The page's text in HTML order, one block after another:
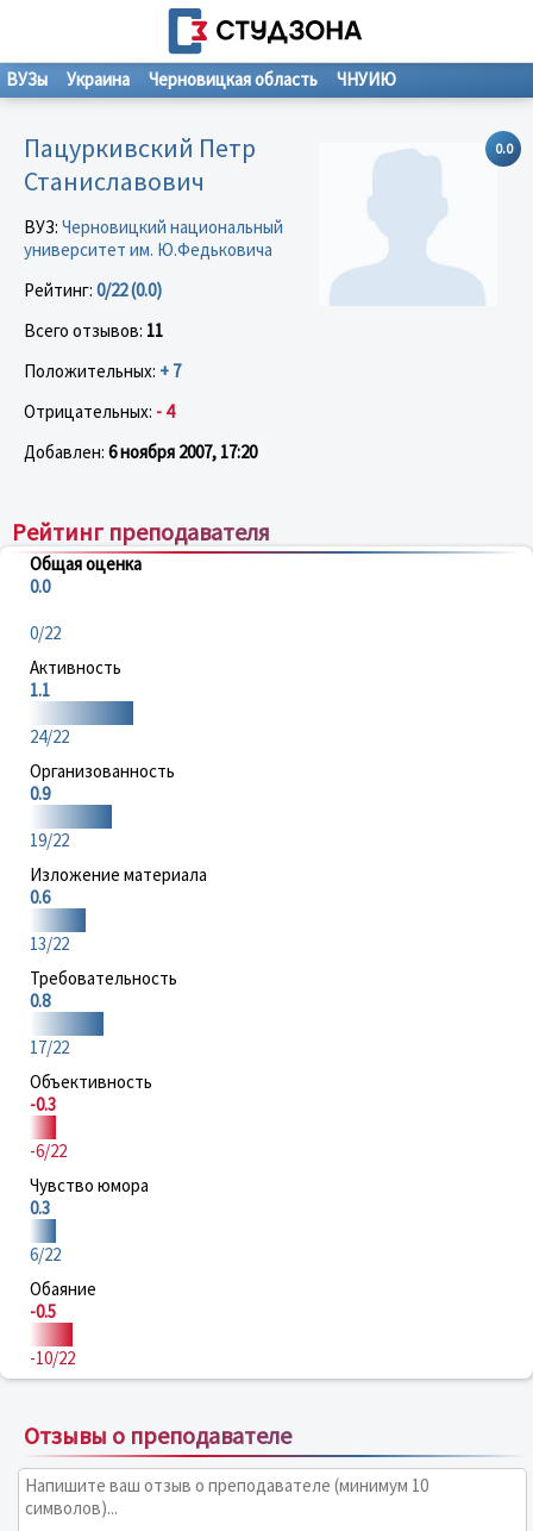
ВУЗы Украина Черновицкая область ЧНУИЮ
0.0
Пацуркивский Петр
Станиславович
ВУЗ: Черновицкий национальный
университет им. Ю.Федьковича
Рейтинг: 0/22 (0.0)
Всего отзывов: 11
Положительных: + 7
Отрицательных: - 4
Добавлен: 6 ноября 2007, 17:20
Рейтинг преподавателя
Общая оценка
0.0
0/22
Активность
1.1
24/22
Организованность
0.9
19/22
Изложение материала
0.6
13/22
Требовательность
0.8
17/22
Объективность
-0.3
-6/22
Чувство юмора
0.3
6/22
Обаяние
-0.5
-10/22
Отзывы о преподавателе